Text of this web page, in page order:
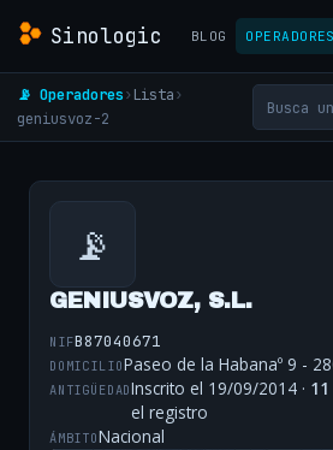
Sinologic BLOG OPERADORES
📡 Operadores› Lista›
geniusvoz-2
📡
GENIUSVOZ, S.L.
NIFB87040671
DOMICILIOPaseo de la Habanaº 9 -
ANTIGÜEDADInscrito el 19/09/2014 ·
el registro
ÁMBITONacional